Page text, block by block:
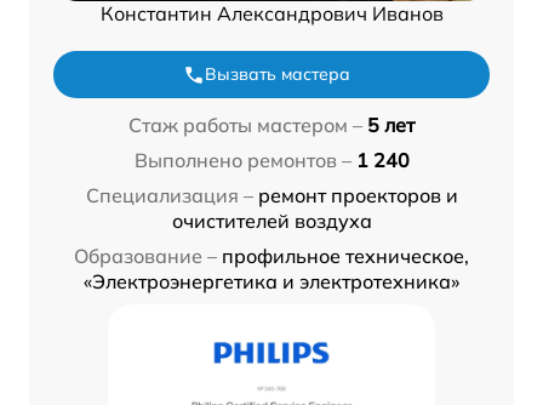
Константин Александрович Иванов
Вызвать мастера
Стаж работы мастером – 5 лет
Выполнено ремонтов – 1 240
Специализация – ремонт проекторов и
очистителей воздуха
Образование – профильное техническое,
«Электроэнергетика и электротехника»